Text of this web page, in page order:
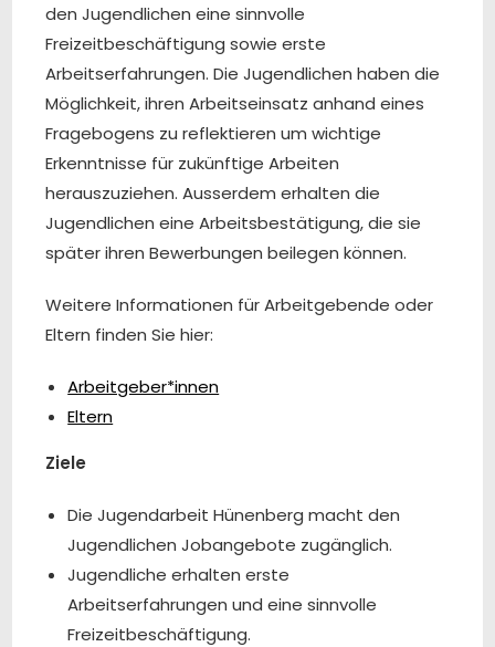
den Jugendlichen eine sinnvolle
Freizeitbeschäftigung sowie erste
Arbeitserfahrungen. Die Jugendlichen haben die
Möglichkeit, ihren Arbeitseinsatz anhand eines
Fragebogens zu reflektieren um wichtige
Erkenntnisse für zukünftige Arbeiten
herauszuziehen. Ausserdem erhalten die
Jugendlichen eine Arbeitsbestätigung, die sie
später ihren Bewerbungen beilegen können.
Weitere Informationen für Arbeitgebende oder
Eltern finden Sie hier:
Arbeitgeber*innen
Eltern
Ziele
Die Jugendarbeit Hünenberg macht den
Jugendlichen Jobangebote zugänglich.
Jugendliche erhalten erste
Arbeitserfahrungen und eine sinnvolle
Freizeitbeschäftigung.